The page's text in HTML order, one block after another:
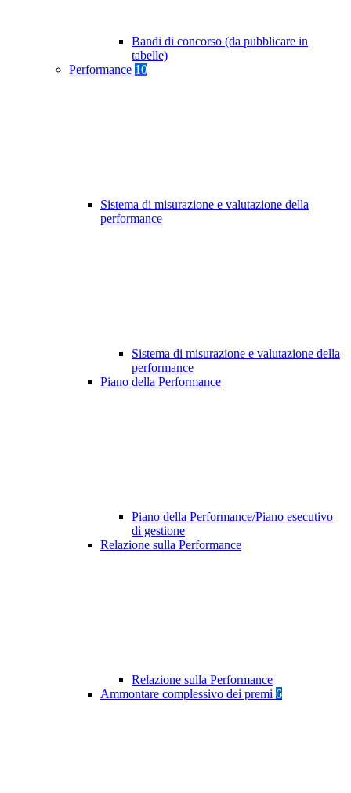
Bandi di concorso (da pubblicare in
tabelle)
Performance 10
Sistema di misurazione e valutazione della
performance
Sistema di misurazione e valutazione della
performance
Piano della Performance
Piano della Performance/Piano esecutivo
di gestione
Relazione sulla Performance
Relazione sulla Performance
Ammontare complessivo dei premi 6